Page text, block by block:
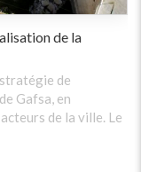
de la
de
Gafsa, en
de la ville. Le